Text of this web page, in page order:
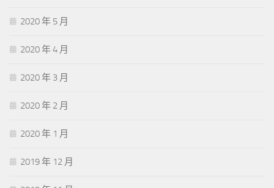
2020 年 5 月
2020 年 4 月
2020 年 3 月
2020 年 2 月
2020 年 1 月
2019 年 12 月